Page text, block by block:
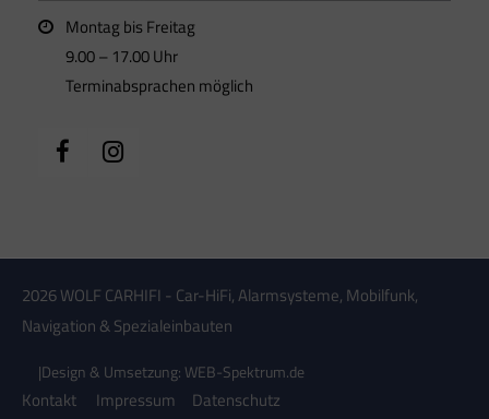
Montag bis Freitag
9.00 – 17.00 Uhr
Terminabsprachen möglich
2026 WOLF CARHIFI - Car-HiFi, Alarmsysteme, Mobilfunk,
Navigation & Spezialeinbauten
|Design & Umsetzung: WEB-Spektrum.de
Kontakt Impressum Datenschutz